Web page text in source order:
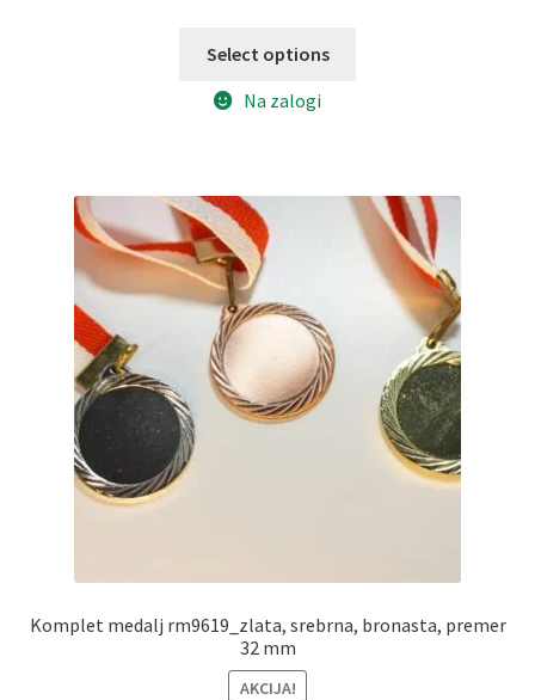
Select options
Na zalogi
Komplet medalj rm9619_zlata, srebrna, bronasta, premer
32 mm
AKCIJA!